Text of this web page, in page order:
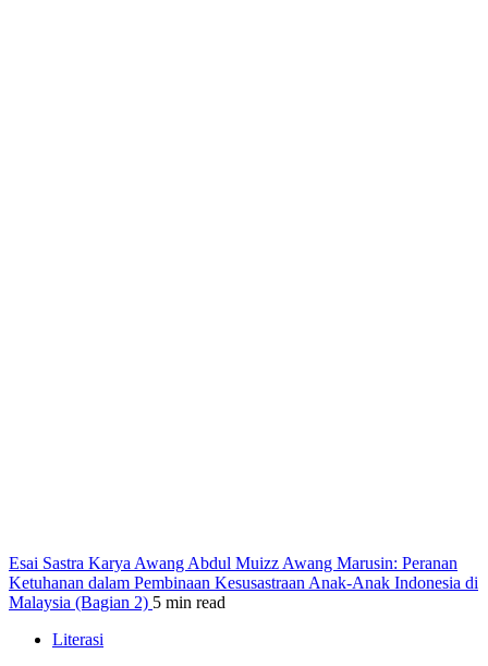
Esai Sastra Karya Awang Abdul Muizz Awang Marusin: Peranan
Ketuhanan dalam Pembinaan Kesusastraan Anak-Anak Indonesia di
Malaysia (Bagian 2) 5 min read
Literasi